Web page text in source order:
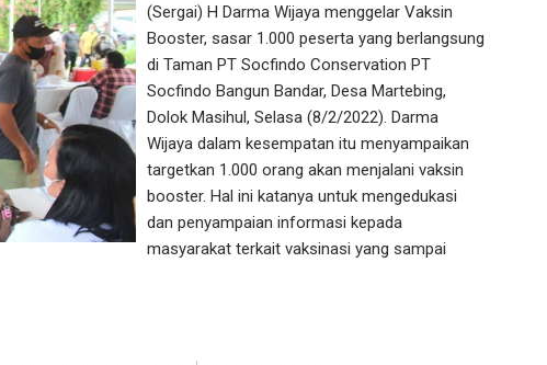
(Sergai) H Darma Wijaya menggelar Vaksin
Booster, sasar 1.000 peserta yang berlangsung
di Taman PT Socfindo Conservation PT
Socfindo Bangun Bandar, Desa Martebing,
Dolok Masihul, Selasa (8/2/2022). Darma
Wijaya dalam kesempatan itu menyampaikan
targetkan 1.000 orang akan menjalani vaksin
booster. Hal ini katanya untuk mengedukasi
dan penyampaian informasi kepada
masyarakat terkait vaksinasi yang sampai